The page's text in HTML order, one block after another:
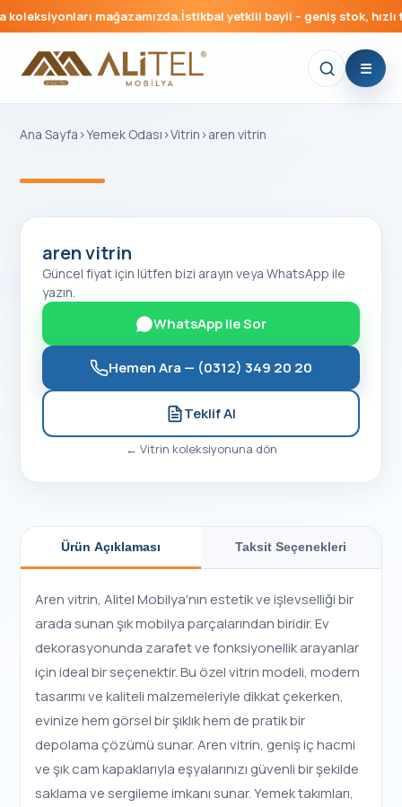
mağazamızda.İstikbal yetkili bayii – geniş stok, hızlı
Ana Sayfa ›Yemek Odası ›Vitrin ›aren vitrin
aren vitrin
Güncel fiyat için lütfen bizi arayın veya WhatsApp ile
yazın.
WhatsApp ile Sor
Hemen Ara — (0312) 349 20 20
Teklif Al
← Vitrin koleksiyonuna dön
Ürün Açıklaması Taksit Seçenekleri
Aren vitrin, Alitel Mobilya'nın estetik ve işlevselliği bir
arada sunan şık mobilya parçalarından biridir. Ev
dekorasyonunda zarafet ve fonksiyonellik arayanlar
için ideal bir seçenektir. Bu özel vitrin modeli, modern
tasarımı ve kaliteli malzemeleriyle dikkat çekerken,
evinize hem görsel bir şıklık hem de pratik bir
depolama çözümü sunar. Aren vitrin, geniş iç hacmi
ve şık cam kapaklarıyla eşyalarınızı güvenli bir şekilde
saklama ve sergileme imkanı sunar. Yemek takımları,